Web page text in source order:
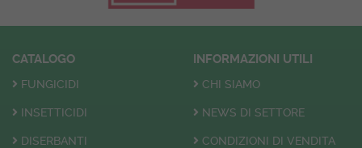
CATALOGO
FUNGICIDI
INSETTICIDI
DISERBANTI
INFORMAZIONI UTILI
CHI SIAMO
NEWS DI SETTORE
CONDIZIONI DI VENDITA